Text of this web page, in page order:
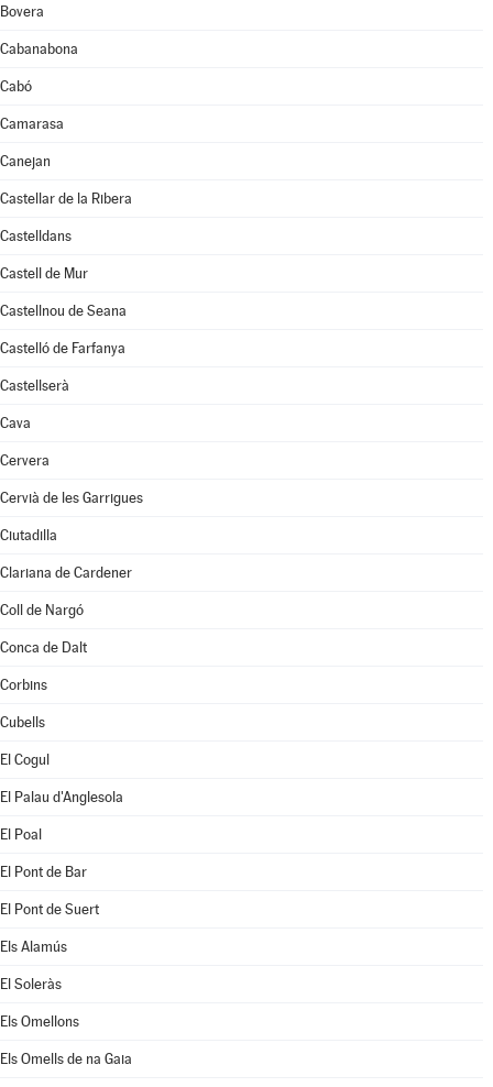
Bovera
Cabanabona
Cabó
Camarasa
Canejan
Castellar de la Ribera
Castelldans
Castell de Mur
Castellnou de Seana
Castelló de Farfanya
Castellserà
Cava
Cervera
Cervià de les Garrigues
Ciutadilla
Clariana de Cardener
Coll de Nargó
Conca de Dalt
Corbins
Cubells
El Cogul
El Palau d'Anglesola
El Poal
El Pont de Bar
El Pont de Suert
Els Alamús
El Soleràs
Els Omellons
Els Omells de na Gaia